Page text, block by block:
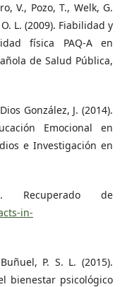
V., Pozo, T., Welk, G.
L. (2009). Fiabilidad y
física PAQ-A en
de Salud Pública,
González, J. (2014).
Emocional en
e Investigación en
Recuperado de
in-
P. S. L. (2015).
bienestar psicológico